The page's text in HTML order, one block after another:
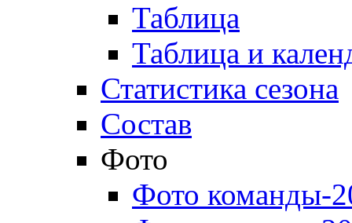
Таблица
Таблица и
Статистика сезона
Состав
Фото
Фото команды-